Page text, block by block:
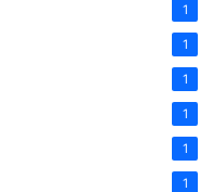
1
1
1
1
1
1